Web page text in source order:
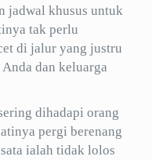
jadwal khusus untuk
tak perlu
di jalur yang justru
dan keluarga
dihadapi orang
pergi berenang
ialah tidak lolos